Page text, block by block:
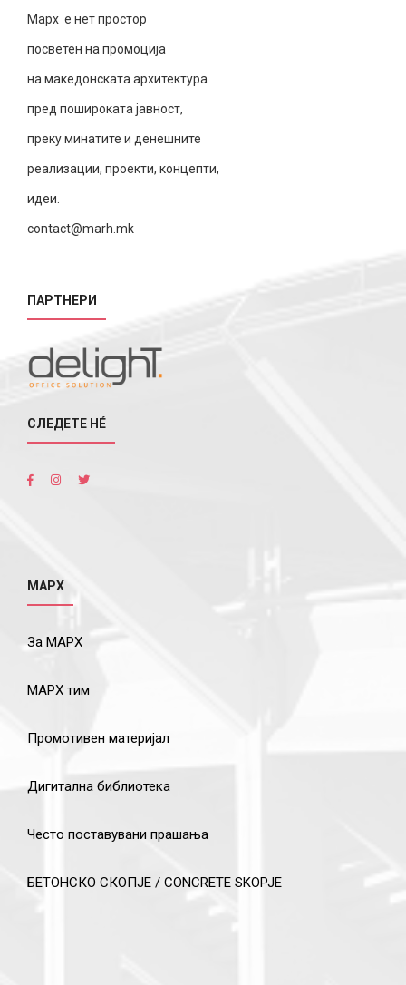
Марх е нет простор
посветен на промоција
на македонската архитектура
пред пошироката јавност,
преку минатите и денешните
реализации, проекти, концепти,
идеи.
contact@marh.mk
ПАРТНЕРИ
СЛЕДЕТЕ НÉ
МАРХ
За МАРХ
МАРХ тим
Промотивен материјал
Дигитална библиотека
Често поставувани прашања
БЕТОНСКО СКОПЈЕ / CONCRETE SKOPJE